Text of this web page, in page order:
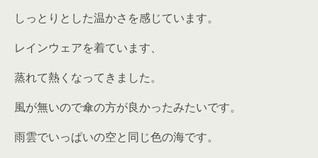
しっとりとした温かさを感じています。
レインウェアを着ています、
蒸れて熱くなってきました。
風が無いので傘の方が良かったみたいです。
雨雲でいっぱいの空と同じ色の海です。